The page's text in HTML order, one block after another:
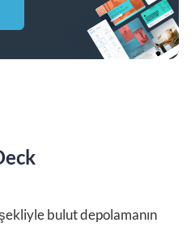
bulut depolamanın